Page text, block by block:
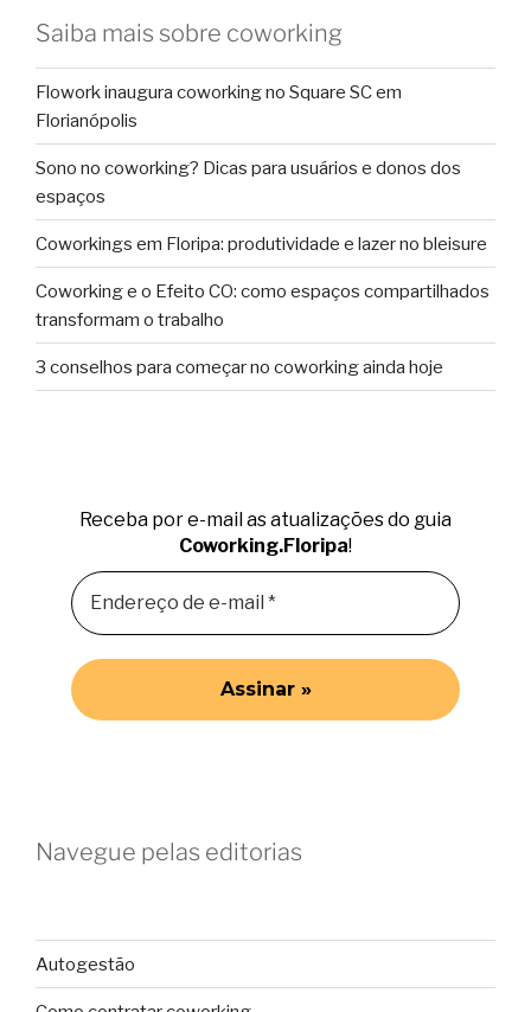
Saiba mais sobre coworking
Flowork inaugura coworking no Square SC em
Florianópolis
Sono no coworking? Dicas para usuários e donos dos
espaços
Coworkings em Floripa: produtividade e lazer no bleisure
Coworking e o Efeito CO: como espaços compartilhados
transformam o trabalho
3 conselhos para começar no coworking ainda hoje
Receba por e-mail as atualizações do guia
Coworking.Floripa!
Navegue pelas editorias
Autogestão